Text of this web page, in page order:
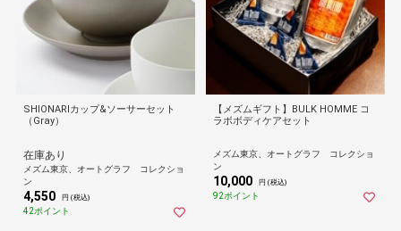
SHIONARIカップ&ソーサーセット
（Gray）
在庫あり
メズム東京、オートグラフ コレクショ
ン
4,550 円 (税込)
42ポイント
【メズムギフト】BULK HOMME コ
ラボボディケアセット
メズム東京、オートグラフ コレクショ
ン
10,000 円 (税込)
92ポイント